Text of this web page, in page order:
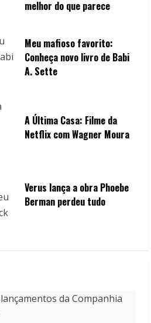
melhor do que parece
Meu mafioso favorito:
Conheça novo livro de Babi
A. Sette
A Última Casa: Filme da
Netflix com Wagner Moura
Verus lança a obra Phoebe
Berman perdeu tudo